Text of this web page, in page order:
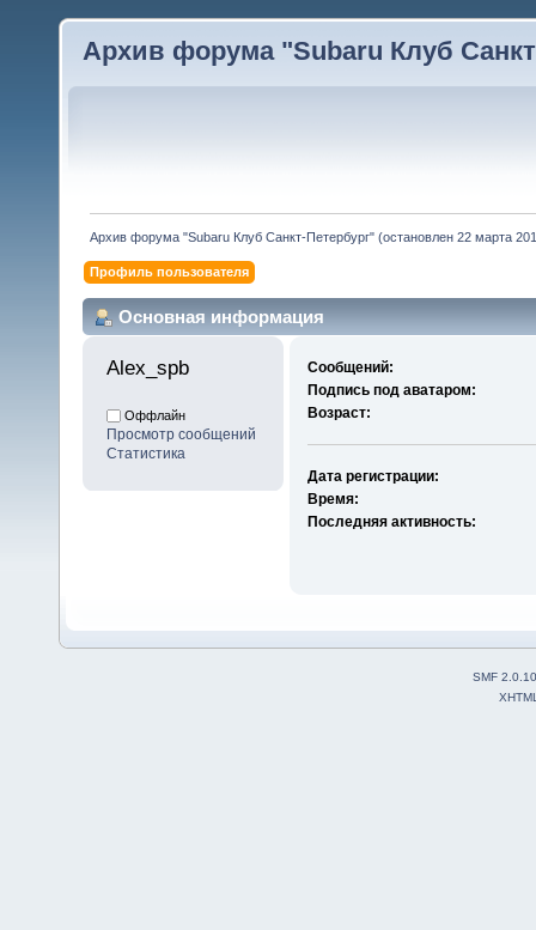
Архив форума "Subaru Клуб
Архив форума "Subaru Клуб Санкт-Петербург" (остановлен 22 марта
Профиль пользователя
Основная информация
Alex_spb
Оффлайн
Просмотр сообщений
Статистика
Сообщений:
Подпись под аватаром:
Возраст:
Дата регистрации:
Время:
Последняя активность:
SMF 2.0.10